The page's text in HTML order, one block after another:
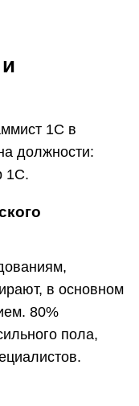
1С в
должности:
1С.
в основном
80%
пола,